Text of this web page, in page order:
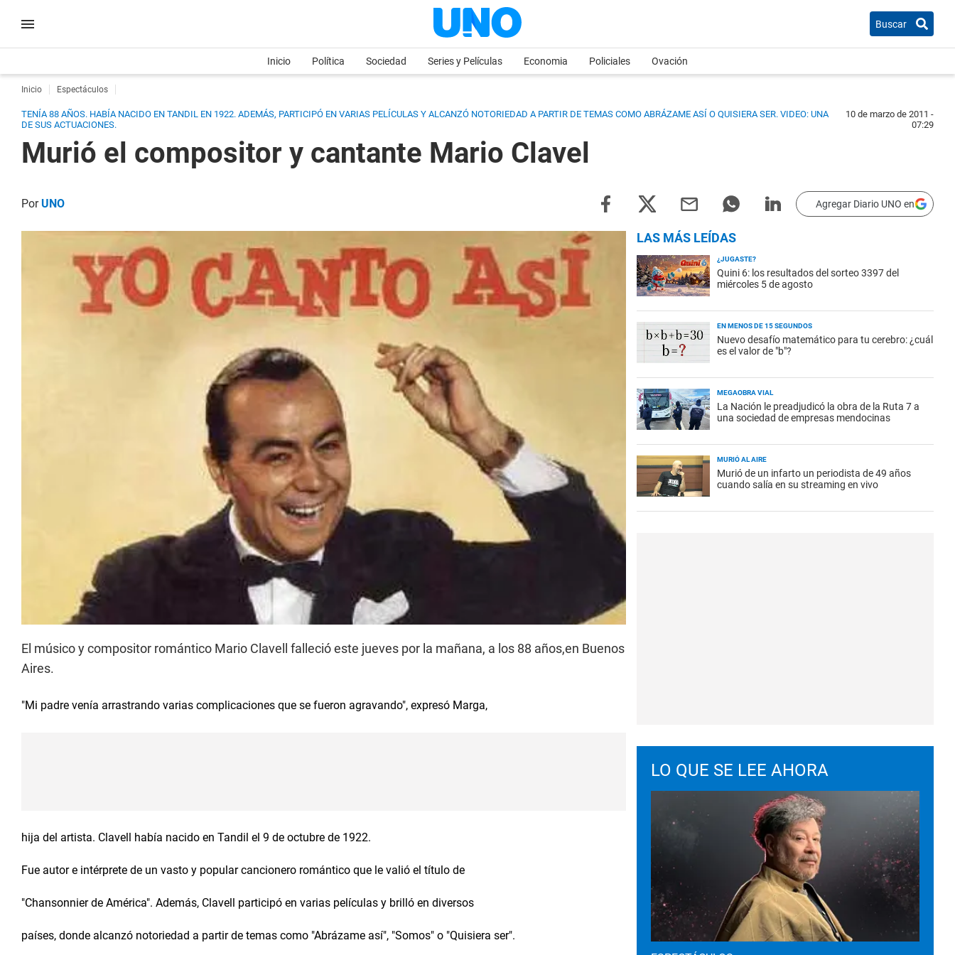
Buscar
Inicio Política Sociedad Series y Películas Economia Policiales Ovación
Inicio Espectáculos
TENÍA 88 AÑOS. HABÍA NACIDO EN TANDIL EN 1922. ADEMÁS, PARTICIPÓ EN VARIAS PELÍCULAS Y ALCANZÓ NOTORIEDAD A PARTIR DE TEMAS COMO ABRÁZAME ASÍ O QUISIERA SER. VIDEO: UNA
DE SUS ACTUACIONES.
10 de marzo de 2011 -
07:29
Murió el compositor y cantante Mario Clavel
PorUNO Agregar Diario UNO en
El músico y compositor romántico Mario Clavell falleció este jueves por la mañana, a los 88 años,en Buenos
Aires.
"Mi padre venía arrastrando varias complicaciones que se fueron agravando", expresó Marga,
hija del artista. Clavell había nacido en Tandil el 9 de octubre de 1922.
Fue autor e intérprete de un vasto y popular cancionero romántico que le valió el título de
"Chansonnier de América". Además, Clavell participó en varias películas y brilló en diversos
países, donde alcanzó notoriedad a partir de temas como "Abrázame así", "Somos" o "Quisiera ser".
LAS MÁS LEÍDAS
¿JUGASTE?
Quini 6: los resultados del sorteo 3397 del
miércoles 5 de agosto
EN MENOS DE 15 SEGUNDOS
Nuevo desafío matemático para tu cerebro: ¿cuál
es el valor de "b"?
MEGAOBRA VIAL
La Nación le preadjudicó la obra de la Ruta 7 a
una sociedad de empresas mendocinas
MURIÓ AL AIRE
Murió de un infarto un periodista de 49 años
cuando salía en su streaming en vivo
LO QUE SE LEE AHORA